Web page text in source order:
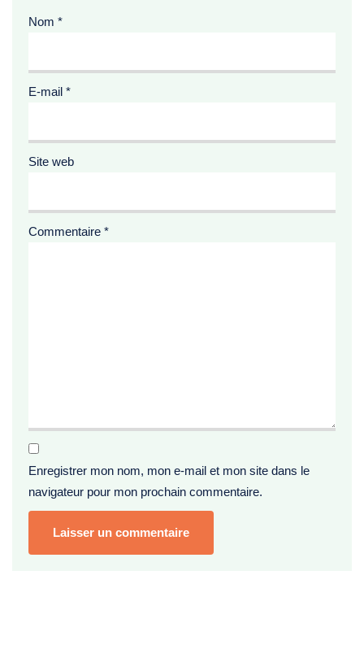
Nom *
E-mail *
Site web
Commentaire *
Enregistrer mon nom, mon e-mail et mon site dans le
navigateur pour mon prochain commentaire.